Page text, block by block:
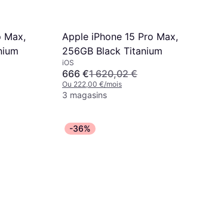
Max,
Apple iPhone 15 Pro Max,
256GB Black Titanium
iOS
666 €1 620,02 €
Ou 222,00 €/mois
3 magasins
-36%